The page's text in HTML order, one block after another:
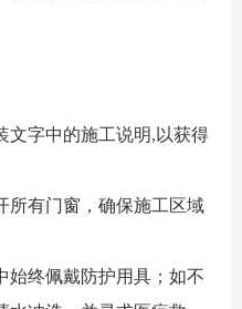
文字中的施工说明,以获得
所有门窗，确保施工区域
始终佩戴防护用具；如不